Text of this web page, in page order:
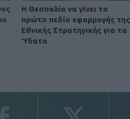
Η Θεσσαλία να γίνει το
πρώτο πεδίο εφαρμογής της
Εθνικής Στρατηγικής για τα
Ύδατα